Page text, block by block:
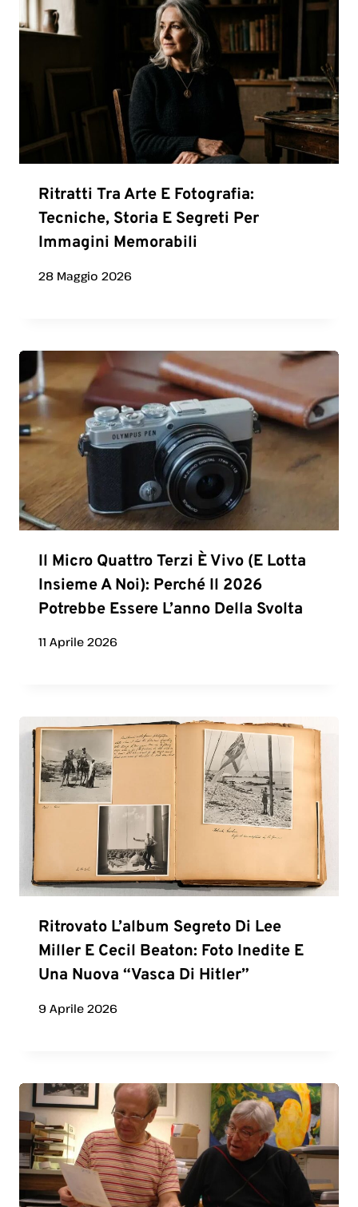
Ritratti Tra Arte E Fotografia:
Tecniche, Storia E Segreti Per
Immagini Memorabili
28 Maggio 2026
Il Micro Quattro Terzi È Vivo (e Lotta
Insieme A Noi): Perché Il 2026
Potrebbe Essere L’anno Della Svolta
11 Aprile 2026
Ritrovato L’album Segreto Di Lee
Miller E Cecil Beaton: Foto Inedite E
Una Nuova “vasca Di Hitler”
9 Aprile 2026